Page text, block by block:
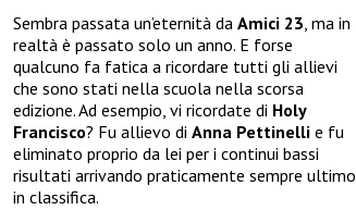
Sembra passata un’eternità da Amici 23, ma in
realtà è passato solo un anno. E forse
qualcuno fa fatica a ricordare tutti gli allievi
che sono stati nella scuola nella scorsa
edizione. Ad esempio, vi ricordate di Holy
Francisco? Fu allievo di Anna Pettinelli e fu
eliminato proprio da lei per i continui bassi
risultati arrivando praticamente sempre ultimo
in classifica.